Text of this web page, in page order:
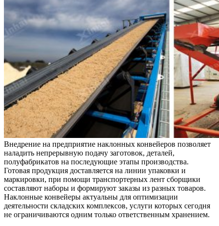
Внедрение на предприятие наклонных конвейеров позволяет
наладить непрерывную подачу заготовок, деталей,
полуфабрикатов на последующие этапы производства.
Готовая продукция доставляется на линии упаковки и
маркировки, при помощи транспортерных лент сборщики
составляют наборы и формируют заказы из разных товаров.
Наклонные конвейеры актуальны для оптимизации
деятельности складских комплексов, услуги которых сегодня
не ограничиваются одним только ответственным хранением.